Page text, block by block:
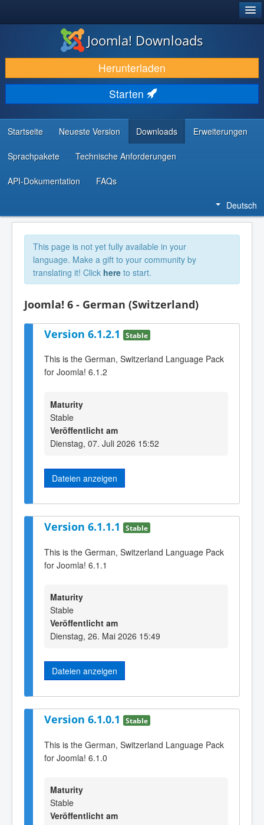
DOWNLOAD & ERWEITERN
ENTDECKEN & LERNEN
COMMUNITY & SUPPORT
RESSOURCEN FÜR ENTWICKLER
Joomla! Downloads
Herunterladen
Starten
Startseite Neueste Version Downloads Erweiterungen
Sprachpakete Technische Anforderungen
API-Dokumentation FAQs
Deutsch
This page is not yet fully available in your
language. Make a gift to your community by
translating it! Click here to start.
Joomla! 6 - German (Switzerland)
Version 6.1.2.1 Stable
This is the German, Switzerland Language Pack
for Joomla! 6.1.2
Maturity
Stable
Veröffentlicht am
Dienstag, 07. Juli 2026 15:52
Dateien anzeigen
Version 6.1.1.1 Stable
This is the German, Switzerland Language Pack
for Joomla! 6.1.1
Maturity
Stable
Veröffentlicht am
Dienstag, 26. Mai 2026 15:49
Dateien anzeigen
Version 6.1.0.1 Stable
This is the German, Switzerland Language Pack
for Joomla! 6.1.0
Maturity
Stable
Veröffentlicht am